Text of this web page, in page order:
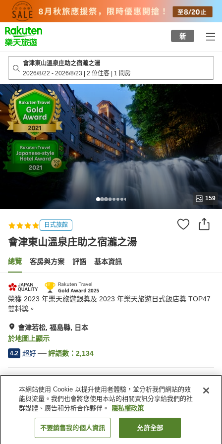
top
page
新
會津東山溫泉庄助之宿瀧之湯
2026/8/22 - 2026/8/23 | 2 位住客 | 1 間房
159
日式旅館
會津東山溫泉庄助之宿瀧之湯
總覽 客房與方案 評語 基本資訊
榮獲 2023 年樂天旅遊銀獎及 2023 年樂天旅遊日式飯店獎 TOP47
雙料獎。
會津若松, 福島縣, 日本
於地圖上顯示
4.2 超好 評語數： 2,134
無線網路
指定吸菸區
自動販賣機
免費停車
日本 福島縣 會津若松 會津東山溫泉庄助之宿瀧之湯
找客房
本網站使用 Cookie 以提升使用者體驗，並分析我們網站的效
能與流量。我們也會將您使用本站的相關資訊分享給我們的社
群媒體、廣告和分析合作夥伴。
隱私權政策
不要銷售我的個人資訊 允許全部